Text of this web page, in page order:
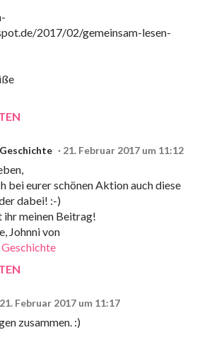
2017/02/gemeinsam-lesen-
21. Februar 2017 um 11:12
bei eurer schönen Aktion auch diese
dabei! :-)
ihr meinen Beitrag!
Johnni von
21. Februar 2017 um 11:17
zusammen. :)